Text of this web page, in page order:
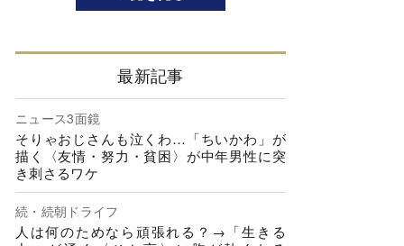
最新記事
ニュース3面鏡
そりゃおじさんも泣くわ…「ちいかわ」が
描く〈友情・努力・貧困〉が中年男性に突
き刺さるワケ
続・続朝ドライフ
人は何のためなら頑張れる？→「生きる